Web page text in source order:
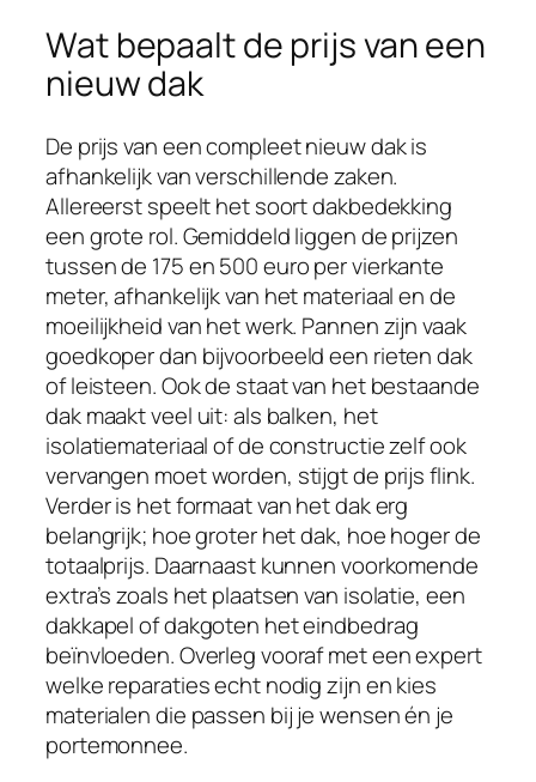
Wat bepaalt de prijs van een
nieuw dak
De prijs van een compleet nieuw dak is
afhankelijk van verschillende zaken.
Allereerst speelt het soort dakbedekking
een grote rol. Gemiddeld liggen de prijzen
tussen de 175 en 500 euro per vierkante
meter, afhankelijk van het materiaal en de
moeilijkheid van het werk. Pannen zijn vaak
goedkoper dan bijvoorbeeld een rieten dak
of leisteen. Ook de staat van het bestaande
dak maakt veel uit: als balken, het
isolatiemateriaal of de constructie zelf ook
vervangen moet worden, stijgt de prijs flink.
Verder is het formaat van het dak erg
belangrijk; hoe groter het dak, hoe hoger de
totaalprijs. Daarnaast kunnen voorkomende
extra’s zoals het plaatsen van isolatie, een
dakkapel of dakgoten het eindbedrag
beïnvloeden. Overleg vooraf met een expert
welke reparaties echt nodig zijn en kies
materialen die passen bij je wensen én je
portemonnee.